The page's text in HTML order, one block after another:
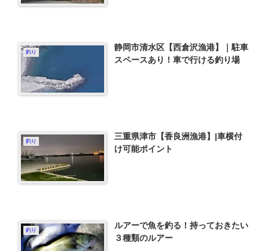
釣り
静岡市清水区【西倉沢漁港】｜駐車
スペースあり！車で行ける釣り場
釣り
三重県津市【香良洲漁港】|車横付
け可能ポイント
釣り
ルアーで魚を釣る！持っておきたい
３種類のルアー